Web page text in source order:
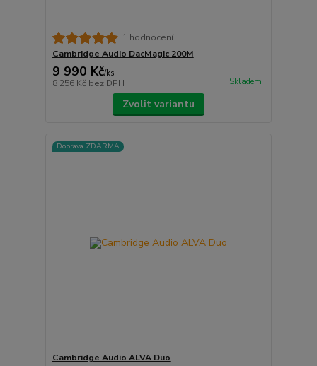
1 hodnocení
Cambridge Audio DacMagic 200M
9 990 Kč/ks
8 256 Kč bez DPH Skladem
Zvolit variantu
Doprava ZDARMA
Cambridge Audio ALVA Duo